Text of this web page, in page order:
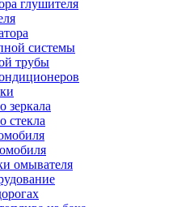
глушителя
системы
трубы
зеркала
стекла
омывателя